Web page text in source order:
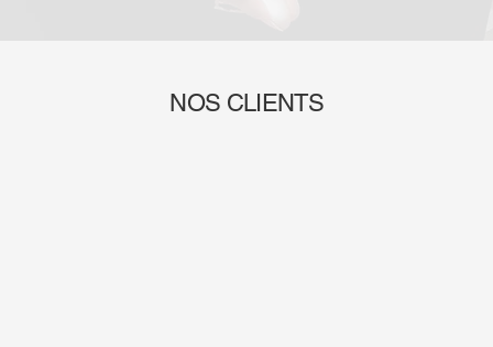
NOS CLIENTS